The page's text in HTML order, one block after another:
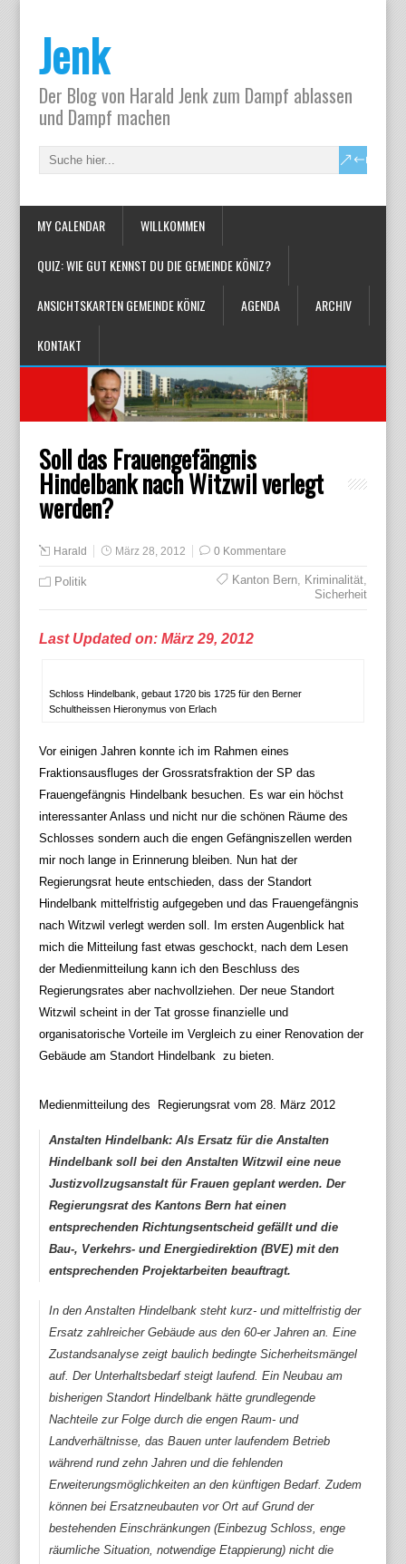
Jenk
Der Blog von Harald Jenk zum Dampf ablassen
und Dampf machen
MY CALENDAR WILLKOMMEN
QUIZ: WIE GUT KENNST DU DIE GEMEINDE KÖNIZ?
ANSICHTSKARTEN GEMEINDE KÖNIZ AGENDA ARCHIV
KONTAKT
Soll das Frauengefängnis
Hindelbank nach Witzwil verlegt
werden?
Harald März 28, 2012 0 Kommentare
Politik Kanton Bern, Kriminalität,
Sicherheit
Last Updated on: März 29, 2012
Schloss Hindelbank, gebaut 1720 bis 1725 für den Berner
Schultheissen Hieronymus von Erlach
Vor einigen Jahren konnte ich im Rahmen eines
Fraktionsausfluges der Grossratsfraktion der SP das
Frauengefängnis Hindelbank besuchen. Es war ein höchst
interessanter Anlass und nicht nur die schönen Räume des
Schlosses sondern auch die engen Gefängniszellen werden
mir noch lange in Erinnerung bleiben. Nun hat der
Regierungsrat heute entschieden, dass der Standort
Hindelbank mittelfristig aufgegeben und das Frauengefängnis
nach Witzwil verlegt werden soll. Im ersten Augenblick hat
mich die Mitteilung fast etwas geschockt, nach dem Lesen
der Medienmitteilung kann ich den Beschluss des
Regierungsrates aber nachvollziehen. Der neue Standort
Witzwil scheint in der Tat grosse finanzielle und
organisatorische Vorteile im Vergleich zu einer Renovation der
Gebäude am Standort Hindelbank zu bieten.
Medienmitteilung des Regierungsrat vom 28. März 2012
Anstalten Hindelbank: Als Ersatz für die Anstalten
Hindelbank soll bei den Anstalten Witzwil eine neue
Justizvollzugsanstalt für Frauen geplant werden. Der
Regierungsrat des Kantons Bern hat einen
entsprechenden Richtungsentscheid gefällt und die
Bau-, Verkehrs- und Energiedirektion (BVE) mit den
entsprechenden Projektarbeiten beauftragt.
In den Anstalten Hindelbank steht kurz- und mittelfristig der
Ersatz zahlreicher Gebäude aus den 60-er Jahren an. Eine
Zustandsanalyse zeigt baulich bedingte Sicherheitsmängel
auf. Der Unterhaltsbedarf steigt laufend. Ein Neubau am
bisherigen Standort Hindelbank hätte grundlegende
Nachteile zur Folge durch die engen Raum- und
Landverhältnisse, das Bauen unter laufendem Betrieb
während rund zehn Jahren und die fehlenden
Erweiterungsmöglichkeiten an den künftigen Bedarf. Zudem
können bei Ersatzneubauten vor Ort auf Grund der
bestehenden Einschränkungen (Einbezug Schloss, enge
räumliche Situation, notwendige Etappierung) nicht die